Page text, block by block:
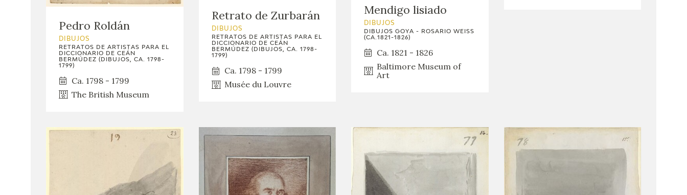
Pedro Roldán
DIBUJOS
RETRATOS DE ARTISTAS PARA EL
DICCIONARIO DE CEÁN
BERMÚDEZ (DIBUJOS, CA. 1798-
1799)
Ca. 1798 - 1799
The British Museum
Retrato de Zurbarán
DIBUJOS
RETRATOS DE ARTISTAS PARA EL
DICCIONARIO DE CEÁN
BERMÚDEZ (DIBUJOS, CA. 1798-
1799)
Ca. 1798 - 1799
Musée du Louvre
Mendigo lisiado
DIBUJOS
DIBUJOS GOYA - ROSARIO WEISS
(CA.1821-1826)
Ca. 1821 - 1826
Baltimore Museum of
Art